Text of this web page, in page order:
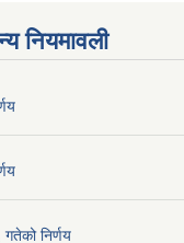
नियमावली
निर्णय